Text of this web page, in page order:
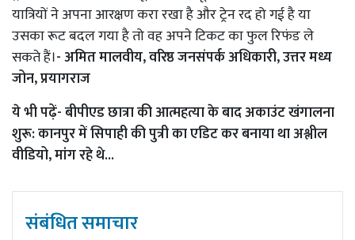
यात्रियों ने अपना आरक्षण करा रखा है और ट्रेन रद हो गई है या
उसका रूट बदल गया है तो वह अपने टिकट का फुल रिफंड ले
सकते हैं।- अमित मालवीय, वरिष्ठ जनसंपर्क अधिकारी, उत्तर मध्य
जोन, प्रयागराज
ये भी पढ़ें-बीपीएड छात्रा की आत्महत्या के बाद अकाउंट खंगालना
शुरू: कानपुर में सिपाही की पुत्री का एडिट कर बनाया था अश्लील
वीडियो, मांग रहे थे...
संबंधित समाचार